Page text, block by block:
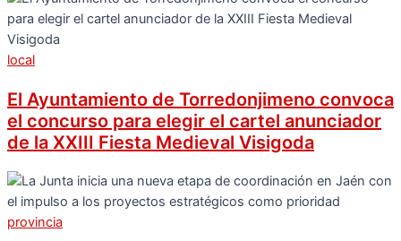
local
El Ayuntamiento de Torredonjimeno convoca
el concurso para elegir el cartel anunciador
de la XXIII Fiesta Medieval Visigoda
provincia